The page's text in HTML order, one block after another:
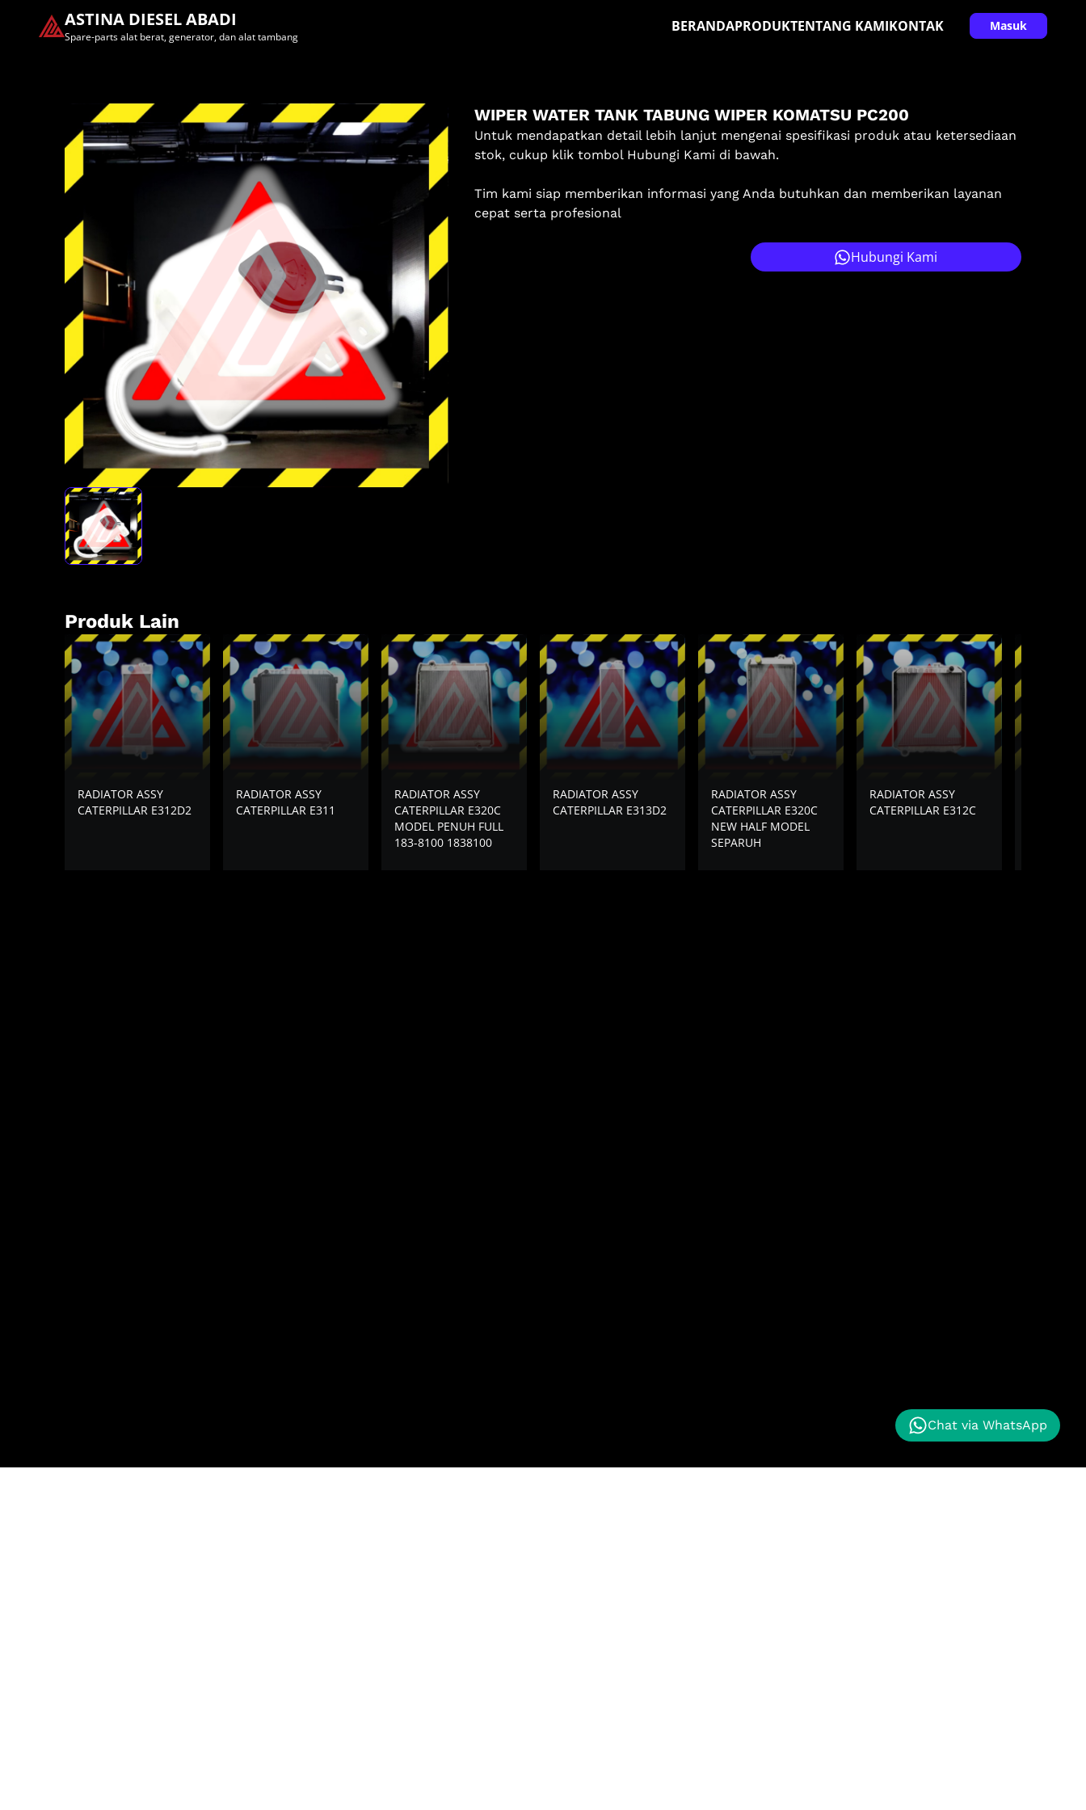
ASTINA DIESEL ABADI
Spare-parts alat berat, generator, dan alat tambang
BERANDAPRODUKTENTANG KAMIKONTAK Masuk
Masuk
Lanjutkan dengan Google
Dengan melanjutkan, kamu telah membaca dan setuju
dengan
Ketentuan Layanandan Kebijakan Privasi
WIPER WATER TANK TABUNG WIPER KOMATSU PC200
Untuk mendapatkan detail lebih lanjut mengenai spesifikasi produk atau ketersediaan
stok, cukup klik tombol Hubungi Kami di bawah.
Tim kami siap memberikan informasi yang Anda butuhkan dan memberikan layanan
cepat serta profesional
Hubungi Kami
Produk Lain
RADIATOR ASSY
CATERPILLAR E312D2
RADIATOR ASSY
CATERPILLAR E311
RADIATOR ASSY
CATERPILLAR E320C
MODEL PENUH FULL
183-8100 1838100
RADIATOR ASSY
CATERPILLAR E313D2
RADIATOR ASSY
CATERPILLAR E320C
NEW HALF MODEL
SEPARUH
RADIATOR ASSY
CATERPILLAR E312C
Chat via WhatsApp